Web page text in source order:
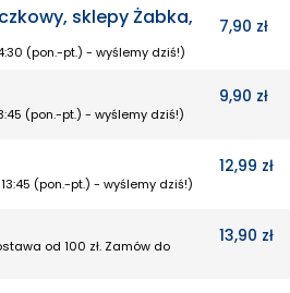
sklepy Żabka,
(pon.-pt.) - wyślemy dziś!)
7,90 zł
(pon.-pt.) - wyślemy dziś!)
9,90 zł
(pon.-pt.) - wyślemy dziś!)
12,99 zł
od 100 zł. Zamów do
13,90 zł